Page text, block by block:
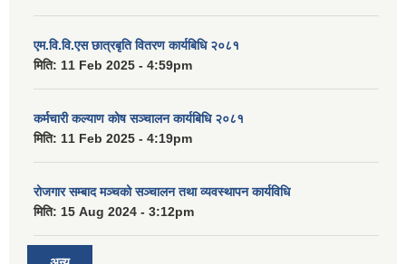
एम.वि.वि.एस छात्रबृति वितरण कार्यबिधि २०८१
मिति: 11 Feb 2025 - 4:59pm
कर्मचारी कल्याण कोष सञ्चालन कार्यबिधि २०८१
मिति: 11 Feb 2025 - 4:19pm
रोजगार सम्बाद मञ्चको सञ्चालन तथा व्यवस्थापन कार्यविधि
मिति: 15 Aug 2024 - 3:12pm